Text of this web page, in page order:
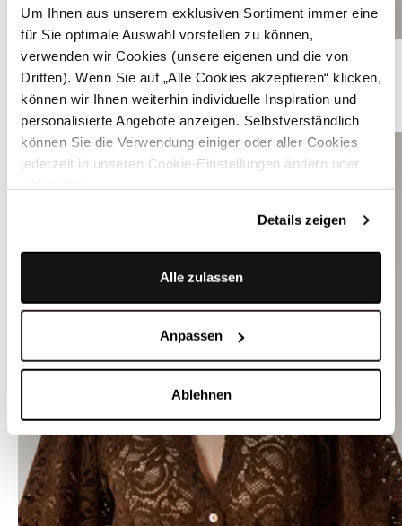
Um Ihnen aus unserem exklusiven Sortiment immer eine
für Sie optimale Auswahl vorstellen zu können,
verwenden wir Cookies (unsere eigenen und die von
Dritten). Wenn Sie auf „Alle Cookies akzeptieren“ klicken,
können wir Ihnen weiterhin individuelle Inspiration und
personalisierte Angebote anzeigen. Selbstverständlich
können Sie die Verwendung einiger oder aller Cookies
jederzeit in unseren Cookie-Einstellungen ändern oder
Details zeigen
Alle zulassen
Anpassen
Ablehnen
Dunkelblaues strukturiertes Dirndl - RAVEN MARITIME NIGHT
WEITERE DIRNDLBLUSEN